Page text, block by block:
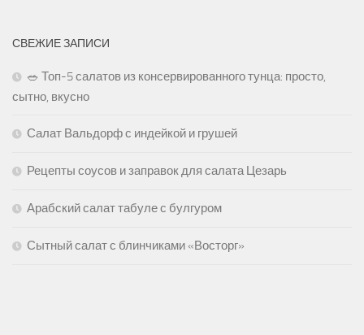
СВЕЖИЕ ЗАПИСИ
🥗 Топ-5 салатов из консервированного тунца: просто,
сытно, вкусно
Салат Вальдорф с индейкой и грушей
Рецепты соусов и заправок для салата Цезарь
Арабский салат табуле с булгуром
Сытный салат с блинчиками «Восторг»